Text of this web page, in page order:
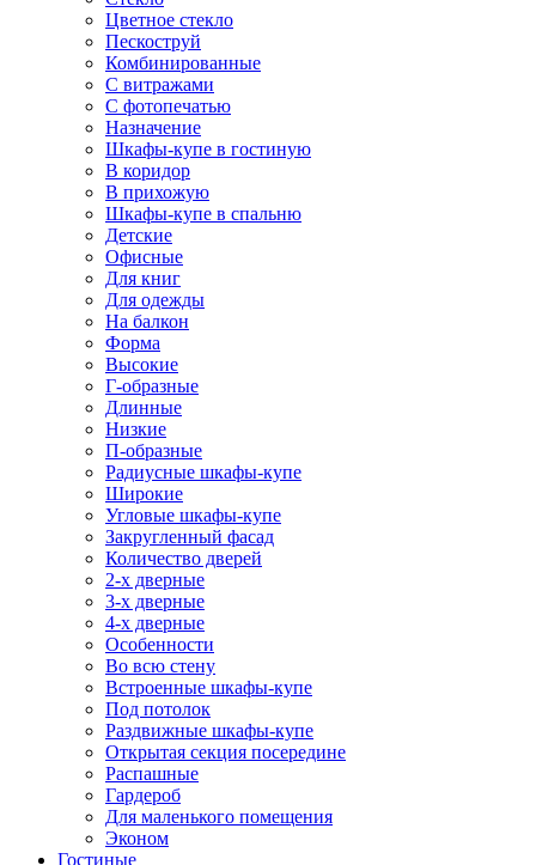
Цветное стекло
Пескоструй
Комбинированные
С витражами
С фотопечатью
Назначение
Шкафы-купе в гостиную
В коридор
В прихожую
Шкафы-купе в спальню
Детские
Офисные
Для книг
Для одежды
На балкон
Форма
Высокие
Г-образные
Длинные
Низкие
П-образные
Радиусные шкафы-купе
Широкие
Угловые шкафы-купе
Закругленный фасад
Количество дверей
2-х дверные
3-х дверные
4-х дверные
Особенности
Во всю стену
Встроенные шкафы-купе
Под потолок
Раздвижные шкафы-купе
Открытая секция посередине
Распашные
Гардероб
Для маленького помещения
Эконом
Гостиные